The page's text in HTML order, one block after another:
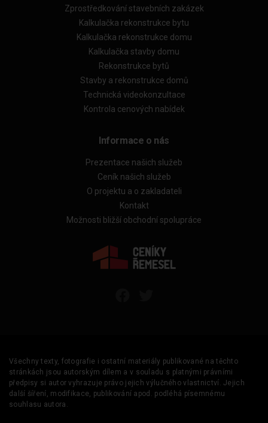
Zprostředkování stavebních zakázek
Kalkulačka rekonstrukce bytu
Kalkulačka rekonstrukce domu
Kalkulačka stavby domu
Rekonstrukce bytů
Stavby a rekonstrukce domů
Technická videokonzultace
Kontrola cenových nabídek
Informace o nás
Prezentace našich služeb
Ceník našich služeb
O projektu a o zakladateli
Kontakt
Možnosti bližší obchodní spolupráce
Všechny texty, fotografie i ostatní materiály publikované na těchto
stránkách jsou autorským dílem a v souladu s platnými právními
předpisy si autor vyhrazuje právo jejich výlučného vlastnictví. Jejich
další šíření, modifikace, publikování apod. podléhá písemnému
souhlasu autora.